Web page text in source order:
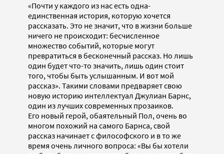
«Почти у каждого из нас есть одна-
единственная история, которую хочется
рассказать. Это не значит, что в жизни больше
ничего не происходит: бесчисленное
множество событий, которые могут
превратиться в бесконечный рассказ. Но лишь
один будет что-то значить, лишь один стоит
того, чтобы быть услышанным. И вот мой
рассказ». Такими словами предваряет свою
новую историю интеллектуал Джулиан Барнс,
один из лучших современных прозаиков.
Его новый герой, обаятельный Пол, очень во
многом похожий на самого Барнса, свой
рассказ начинает с философского и в то же
время очень личного вопроса: «Вы бы хотели